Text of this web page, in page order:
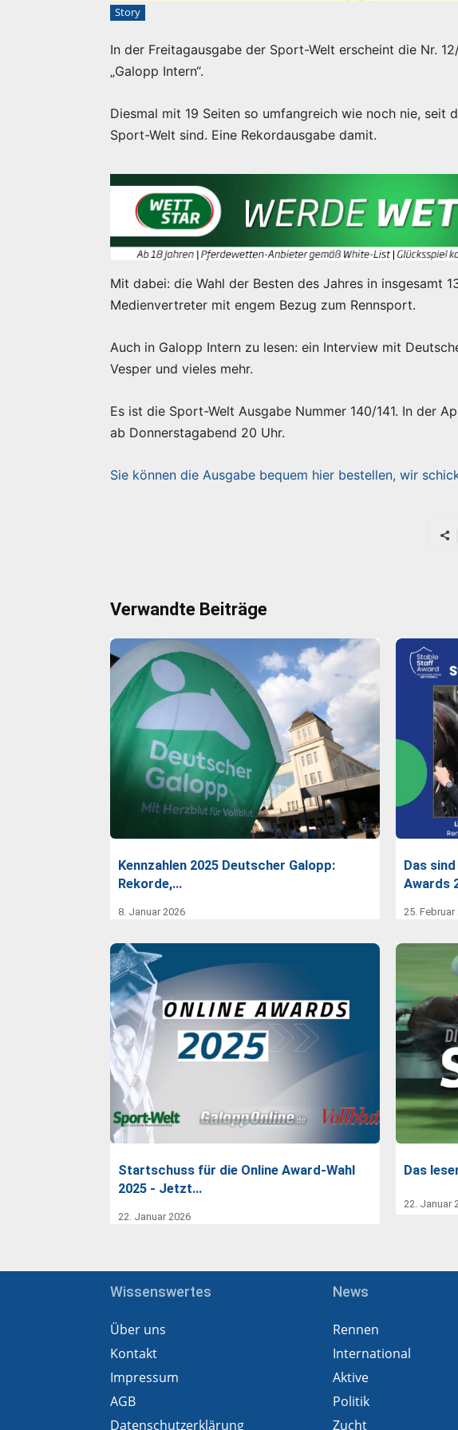
Story
In der Freitagausgabe der Sport-Welt erscheint die Nr.
„Galopp Intern“.
Diesmal mit 19 Seiten so umfangreich wie noch nie, seit
Sport-Welt sind. Eine Rekordausgabe damit.
Mit dabei: die Wahl der Besten des Jahres in insgesamt
Medienvertreter mit engem Bezug zum Rennsport.
Auch in Galopp Intern zu lesen: ein Interview mit
Vesper und vieles mehr.
Es ist die Sport-Welt Ausgabe Nummer 140/141. In der
ab Donnerstagabend 20 Uhr.
Sie können die Ausgabe bequem hier bestellen, wir
Verwandte Beiträge
Kennzahlen 2025 Deutscher Galopp:
Rekorde,…
8. Januar 2026
Das
Awards
25. Februar
Startschuss für die Online Award-Wahl
2025 - Jetzt…
22. Januar 2026
Das
22. Januar
Wissenswertes
Über uns
Kontakt
Impressum
AGB
Datenschutzerklärung
News
Rennen
International
Aktive
Politik
Zucht